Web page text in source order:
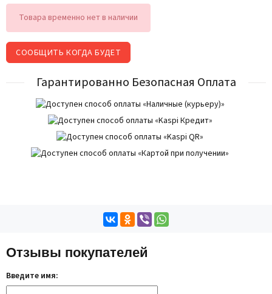
Товара временно нет в наличии
СООБЩИТЬ КОГДА БУДЕТ
Гарантированно Безопасная Оплата
Отзывы покупателей
Введите имя: